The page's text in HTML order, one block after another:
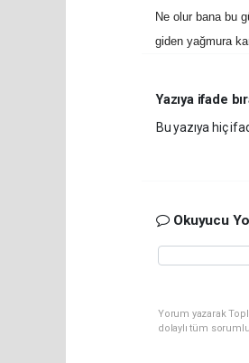
Ne olur bana bu
giden yağmura
Yazıya ifade
Bu yazıya hiç
Okuyucu
Yorum yazarak
dolaylı tüm